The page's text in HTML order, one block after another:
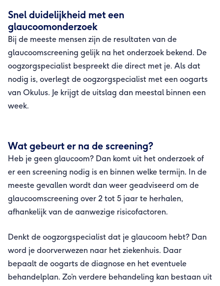
Snel duidelijkheid met een
glaucoomonderzoek
Bij de meeste mensen zijn de resultaten van de
glaucoomscreening gelijk na het onderzoek bekend. De
oogzorgspecialist bespreekt die direct met je. Als dat
nodig is, overlegt de oogzorgspecialist met een oogarts
van Okulus. Je krijgt de uitslag dan meestal binnen een
week.
Wat gebeurt er na de screening?
Heb je geen glaucoom? Dan komt uit het onderzoek of
er een screening nodig is en binnen welke termijn. In de
meeste gevallen wordt dan weer geadviseerd om de
glaucoomscreening over 2 tot 5 jaar te herhalen,
afhankelijk van de aanwezige risicofactoren.
Denkt de oogzorgspecialist dat je glaucoom hebt? Dan
word je doorverwezen naar het ziekenhuis. Daar
bepaalt de oogarts de diagnose en het eventuele
behandelplan. Zo’n verdere behandeling kan bestaan uit